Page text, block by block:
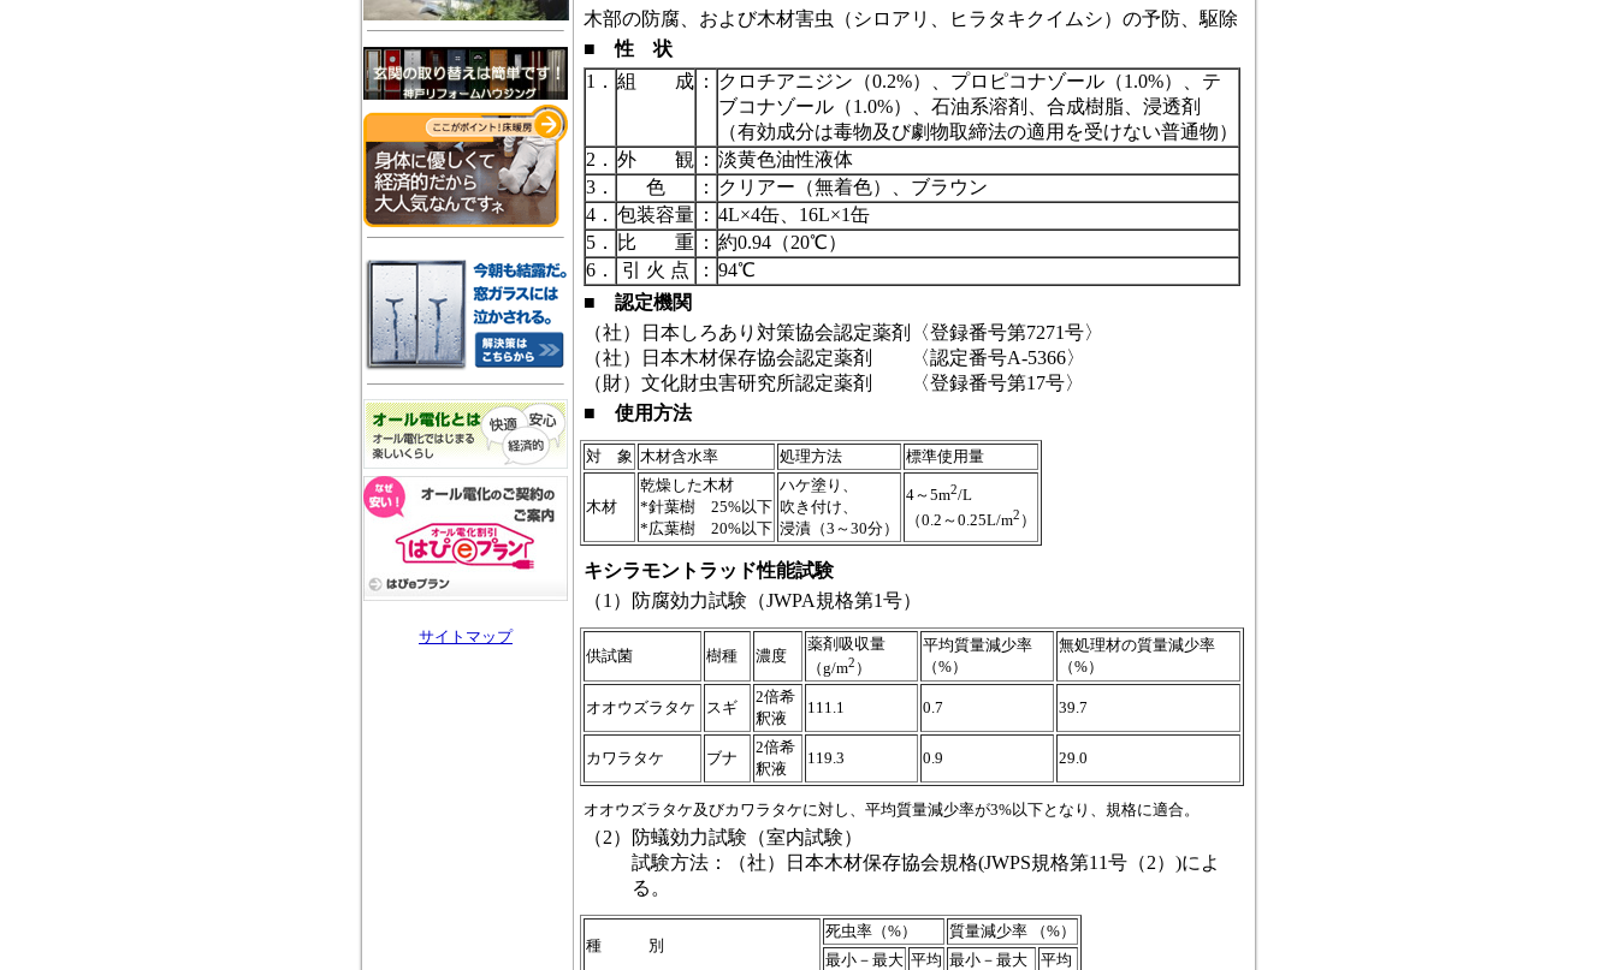
サイトマップ
木部の防腐、および木材害虫（シロアリ、ヒラタキクイムシ）の予防、駆除
■性 状
1． 組 成 ：
クロチアニジン（0.2%）、プロピコナゾール（1.0%）、テ
ブコナゾール（1.0%）、石油系溶剤、合成樹脂、浸透剤
（有効成分は毒物及び劇物取締法の適用を受けない普通物）
2． 外 観 ： 淡黄色油性液体
3．
色 ：
クリアー（無着色）、ブラウン
4． 包装容量 ： 4L×4缶、16L×1缶
5．
比 重 ： 約0.94（20℃）
6．
引 火 点 ： 94℃
■ 認定機関
（社）日本しろあり対策協会認定薬剤
〈登録番号第7271号〉
（社）日本木材保存協会認定薬剤
〈認定番号A-5366〉
（財）文化財虫害研究所認定薬剤
〈登録番号第17号〉
■ 使用方法
対 象 木材含水率 処理方法 標準使用量
木材
乾燥した木材
*針葉樹 25%以下
*広葉樹 20%以下
ハケ塗り、
吹き付け、
浸漬（3～30分）
4～5m2/L
（0.2～0.25L/m2 ）
キシラモントラッド性能試験
（1）
防腐効力試験（JWPA規格第1号）
供試菌 樹種 濃度
薬剤吸収量
（g/m2 ）
平均質量減少率
（%）
無処理材の質量減少率
（%）
オオウズラタケ スギ
2倍希
釈液
111.1 0.7 39.7
カワラタケ ブナ
2倍希
釈液
119.3 0.9 29.0
オオウズラタケ及びカワラタケに対し、平均質量減少率が3%以下となり、規格に適合。
（2）
防蟻効力試験（室内試験）
試験方法：（社）日本木材保存協会規格(JWPS規格第11号（2）)によ
る。
種 別
死虫率（%）
質量減少率 （%）
最小－最大 平均 最小－最大
平均